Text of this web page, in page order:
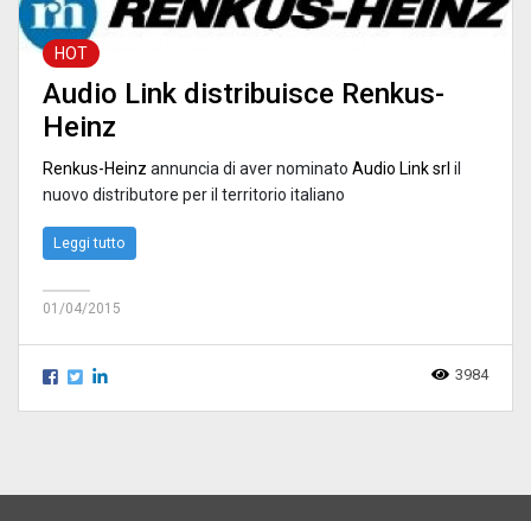
HOT
Audio Link distribuisce Renkus-
Heinz
Renkus-Heinz annuncia di aver nominato Audio Link srl il
nuovo distributore per il territorio italiano
Leggi tutto
01/04/2015
3984